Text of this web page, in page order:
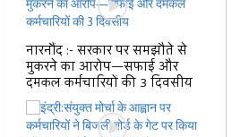
नारनौंद :- सरकार पर समझौते से
मुकरने का आरोप—सफाई और
दमकल कर्मचारियों की 3 दिवसीय